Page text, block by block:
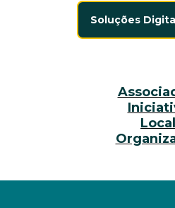
Soluções
Local